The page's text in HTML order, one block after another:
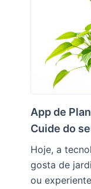
App de
Cuide do
Hoje, a
gosta de
ou